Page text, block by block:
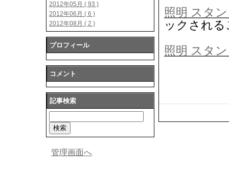
照明 スタ
ックされ
照明 スタ
2012年05月 ( 93 )
2012年06月 ( 6 )
2012年08月 ( 2 )
プロフィール
コメント
記事検索
管理画面へ